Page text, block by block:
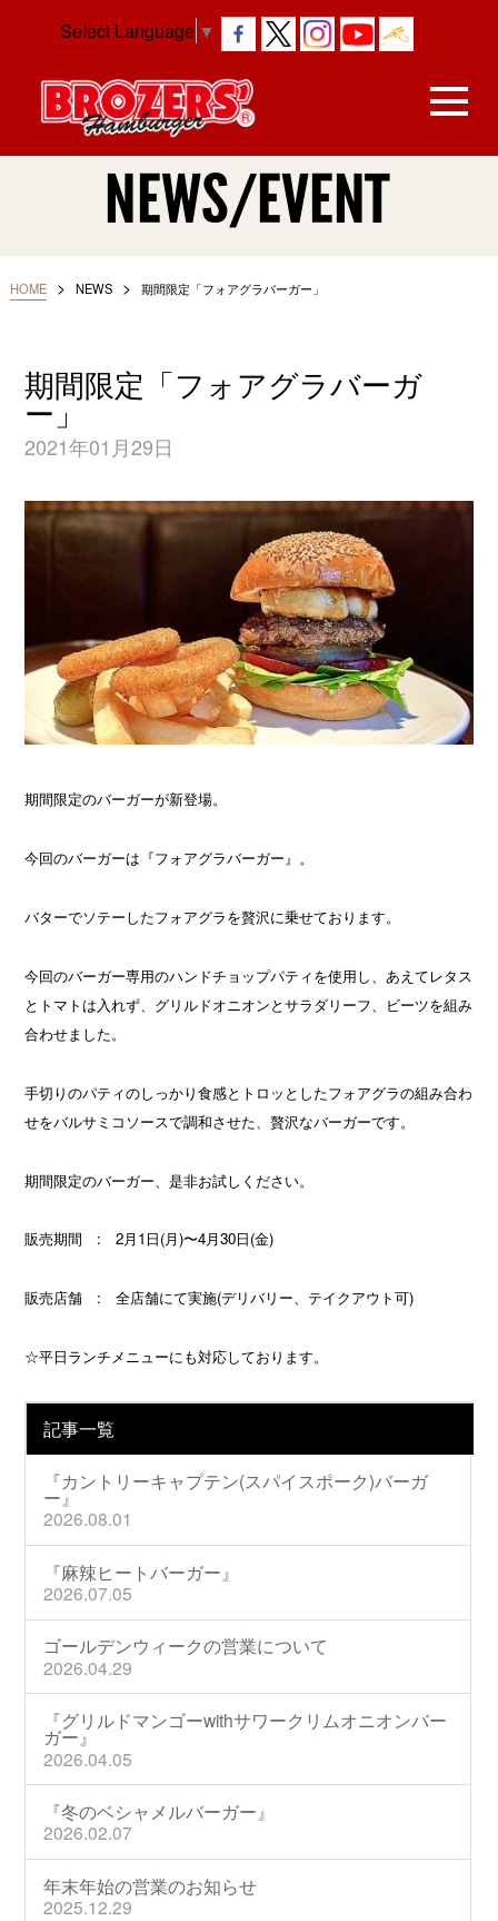
Select Language ▼
NEWS/EVENT
HOME > NEWS > 期間限定「フォアグラバーガー」
期間限定「フォアグラバーガ
ー」
2021年01月29日
期間限定のバーガーが新登場。
今回のバーガーは『フォアグラバーガー』。
バターでソテーしたフォアグラを贅沢に乗せております。
今回のバーガー専用のハンドチョップパティを使用し、あえてレタス
とトマトは入れず、グリルドオニオンとサラダリーフ、ビーツを組み
合わせました。
手切りのパティのしっかり食感とトロッとしたフォアグラの組み合わ
せをバルサミコソースで調和させた、贅沢なバーガーです。
期間限定のバーガー、是非お試しください。
販売期間 : 2月1日(月)〜4月30日(金)
販売店舗 : 全店舗にて実施(デリバリー、テイクアウト可)
☆平日ランチメニューにも対応しております。
記事一覧
『カントリーキャプテン(スパイスポーク)バーガ
ー』
2026.08.01
『麻辣ヒートバーガー』
2026.07.05
ゴールデンウィークの営業について
2026.04.29
『グリルドマンゴーwithサワークリムオニオンバー
ガー』
2026.04.05
『冬のベシャメルバーガー』
2026.02.07
年末年始の営業のお知らせ
2025.12.29